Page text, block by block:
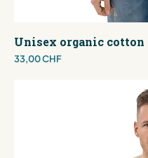
Unisex organic
Preis
33,00 CHF